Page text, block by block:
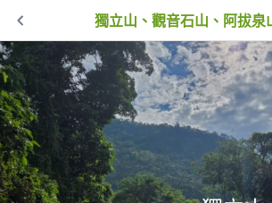
獨立山、觀音石山、阿拔泉